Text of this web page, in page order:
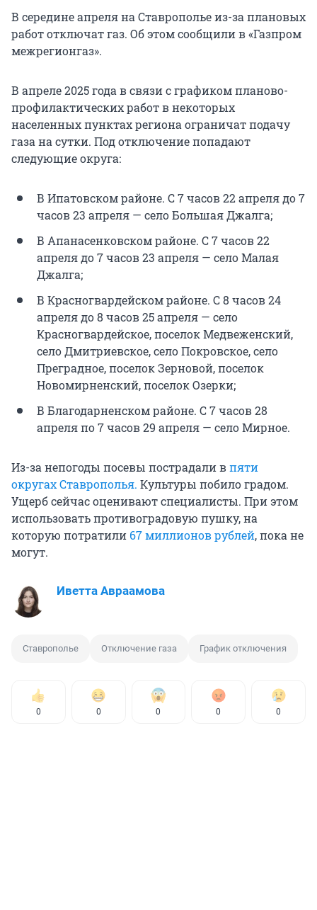
В середине апреля на Ставрополье из-за плановых
работ отключат газ. Об этом сообщили в «Газпром
межрегионгаз».
В апреле 2025 года в связи с графиком планово-
профилактических работ в некоторых
населенных пунктах региона ограничат подачу
газа на сутки. Под отключение попадают
следующие округа:
В Ипатовском районе. С 7 часов 22 апреля до 7
часов 23 апреля — село Большая Джалга;
В Апанасенковском районе. С 7 часов 22
апреля до 7 часов 23 апреля — село Малая
Джалга;
В Красногвардейском районе. С 8 часов 24
апреля до 8 часов 25 апреля — село
Красногвардейское, поселок Медвеженский,
село Дмитриевское, село Покровское, село
Преградное, поселок Зерновой, поселок
Новомирненский, поселок Озерки;
В Благодарненском районе. С 7 часов 28
апреля по 7 часов 29 апреля — село Мирное.
Из-за непогоды посевы пострадали впяти
округах Ставрополья. Культуры побило градом.
Ущерб сейчас оценивают специалисты. При этом
использовать противоградовую пушку, на
которую потратили 67 миллионов рублей, пока не
могут.
Иветта Авраамова
Ставрополье Отключение газа График отключения
0 0 0 0 0